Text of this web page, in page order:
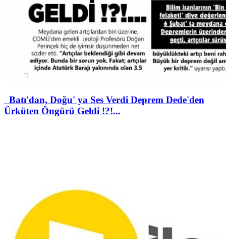
Batı'dan, Doğu' ya Ses Verdi Deprem Dede'den
Ürküten Öngürü Geldi !?!...